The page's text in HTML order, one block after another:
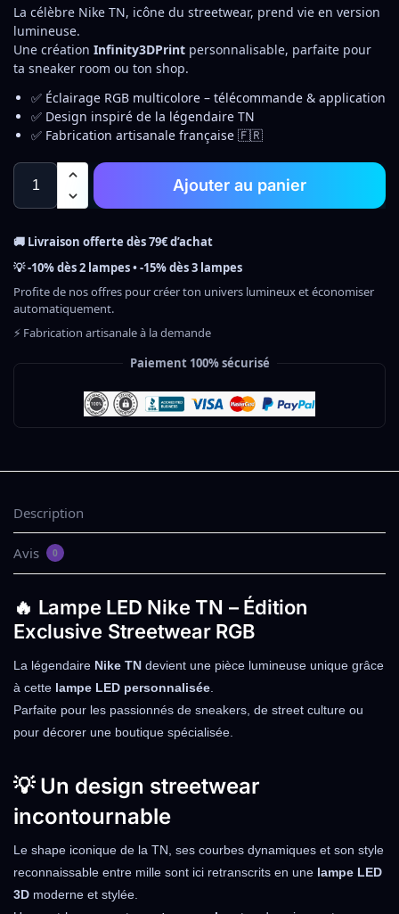
La célèbre Nike TN, icône du streetwear, prend vie en version
lumineuse.
Une création Infinity3DPrint personnalisable, parfaite pour
ta sneaker room ou ton shop.
✅ Éclairage RGB multicolore – télécommande & application
✅ Design inspiré de la légendaire TN
✅ Fabrication artisanale française 🇫🇷
Ajouter au panier
🚚 Livraison offerte dès 79€ d’achat
💡 -10% dès 2 lampes • -15% dès 3 lampes
Profite de nos offres pour créer ton univers lumineux et économiser
automatiquement.
⚡ Fabrication artisanale à la demande
Paiement 100% sécurisé
Description
Avis 0
🔥 Lampe LED Nike TN – Édition
Exclusive Streetwear RGB
La légendaire Nike TN devient une pièce lumineuse unique grâce
à cette lampe LED personnalisée.
Parfaite pour les passionnés de sneakers, de street culture ou
pour décorer une boutique spécialisée.
💡 Un design streetwear
incontournable
Le shape iconique de la TN, ses courbes dynamiques et son style
reconnaissable entre mille sont ici retranscrits en une lampe LED
3D moderne et stylée.